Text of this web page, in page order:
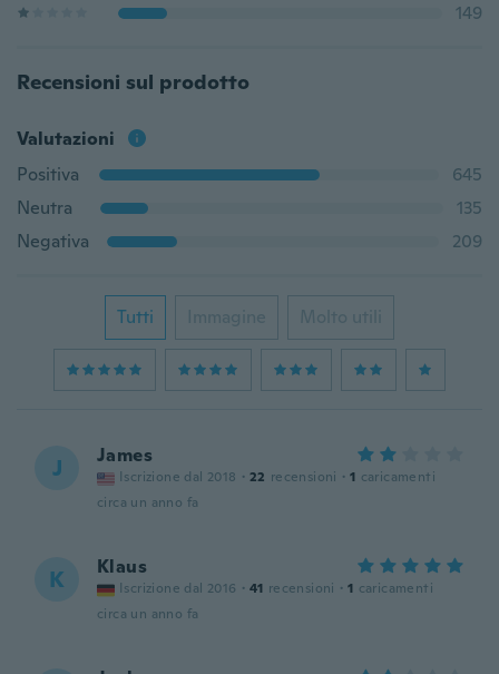
149
Recensioni sul prodotto
Valutazioni
Positiva
645
Neutra
135
Negativa
209
Tutti Immagine Molto utili
J James
Iscrizione dal 2018 · 22 recensioni · 1 caricamenti
circa un anno fa
K Klaus
Iscrizione dal 2016 · 41 recensioni · 1 caricamenti
circa un anno fa